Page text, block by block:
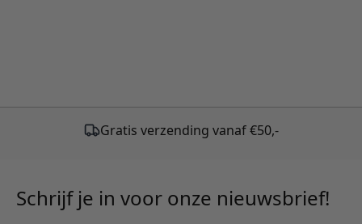
Schrijf je in voor onze nieuwsbrief!